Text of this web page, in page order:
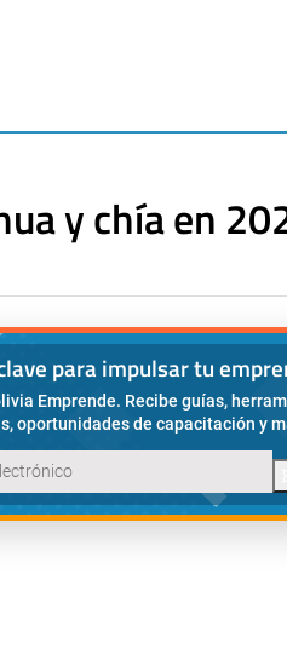
y chía en
para impulsar tu
Emprende. Recibe guías,
oportunidades de capacitación y